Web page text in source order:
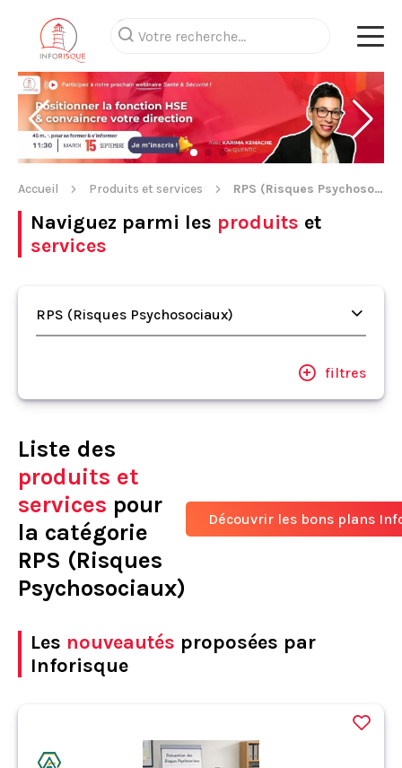
Accueil Produits et services RPS (Risques Psychosociaux)
Naviguez parmi les produits et
services
RPS (Risques Psychosociaux)
filtres
Liste des
produits et
services pour
la catégorie
RPS (Risques
Psychosociaux)
Découvrir les bons plans
Les nouveautés proposées par
Inforisque